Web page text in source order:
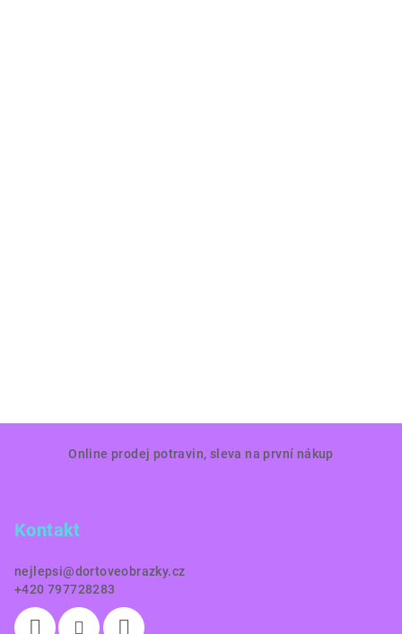
Online prodej potravin, sleva na první nákup
Kontakt
nejlepsi@dortoveobrazky.cz
+420 797728283